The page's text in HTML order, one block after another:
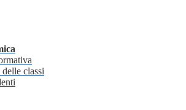
classi